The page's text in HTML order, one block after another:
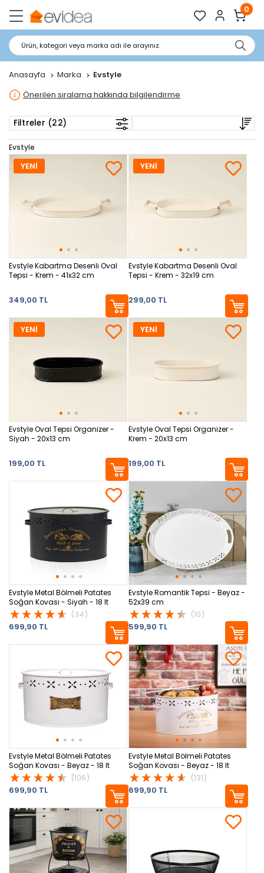
0
Ürün, kategori veya marka adı ile arayınız.
Anasayfa Marka Evstyle
Önerilen sıralama hakkında bilgilendirme
Filtreler (22)
Evstyle
Evstyle Kabartma Desenli Oval
Tepsi - Krem - 41x32 cm
349,00 TL
YENİ
Evstyle Kabartma Desenli Oval
Tepsi - Krem - 32x19 cm
299,00 TL
YENİ
Evstyle Oval Tepsi Organizer -
Siyah - 20x13 cm
199,00 TL
YENİ
Evstyle Oval Tepsi Organizer -
Krem - 20x13 cm
199,00 TL
YENİ
Evstyle Metal Bölmeli Patates
Soğan Kovası - Siyah - 18 lt
(34)
699,90 TL
Evstyle Romantik Tepsi - Beyaz -
52x39 cm
(10)
599,90 TL
Evstyle Metal Bölmeli Patates
Soğan Kovası - Beyaz - 18 lt
(106)
699,90 TL
Evstyle Metal Bölmeli Patates
Soğan Kovası - Beyaz - 18 lt
(131)
699,90 TL